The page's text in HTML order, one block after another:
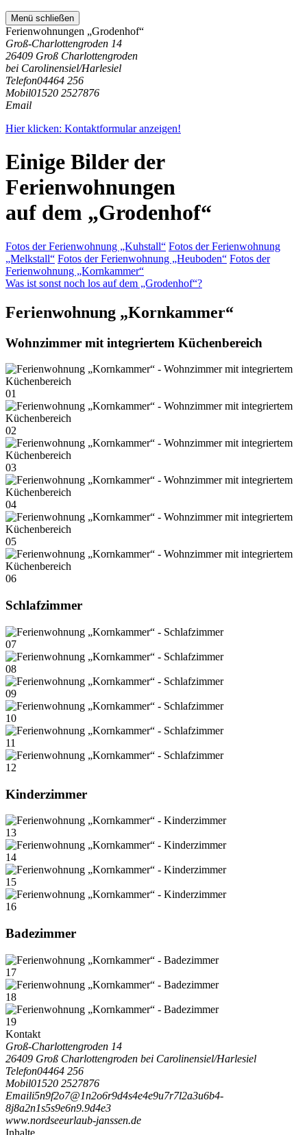
Menü schließen
Ferienwohnungen „Grodenhof“
Groß-Charlottengroden 14
26409 Groß Charlottengroden
bei Carolinensiel/Harlesiel
Telefon04464 256
Mobil01520 2527876
Email
Hier klicken: Kontaktformular anzeigen!
Einige Bilder der
Ferienwohnungen
auf dem „Grodenhof“
Fotos der Ferienwohnung „Kuhstall“ Fotos der Ferienwohnung
„Melkstall“ Fotos der Ferienwohnung „Heuboden“ Fotos der
Ferienwohnung „Kornkammer“
Was ist sonst noch los auf dem „Grodenhof“?
Ferienwohnung „Kornkammer“
Wohnzimmer mit integriertem Küchenbereich
01
02
03
04
05
06
Schlafzimmer
07
08
09
10
11
12
Kinderzimmer
13
14
15
16
Badezimmer
17
18
19
Kontakt
Groß-Charlottengroden 14
26409 Groß Charlottengroden bei Carolinensiel/Harlesiel
Telefon04464 256
Mobil01520 2527876
Emaili5n9f2o7@1n2o6r9d4s4e4e9u7r7l2a3u6b4-
8j8a2n1s5s9e6n9.9d4e3
www.nordseeurlaub-janssen.de
Inhalte